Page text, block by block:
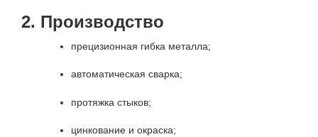
2. Производство
прецизионная гибка металла;
автоматическая сварка;
протяжка стыков;
цинкование и окраска;